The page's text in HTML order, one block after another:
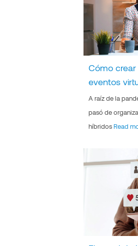
Cómo
eventos
A raíz de la
pasó de
híbridosRead